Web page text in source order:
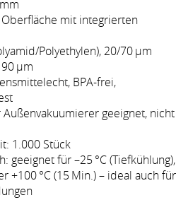
mit integrierten
Polyethylen), 20/70 µm
µm
BPA-frei,
geeignet, nicht
1.000 Stück
geeignet für –25 °C (Tiefkühlung),
+100 °C (15 Min.) – ideal auch für